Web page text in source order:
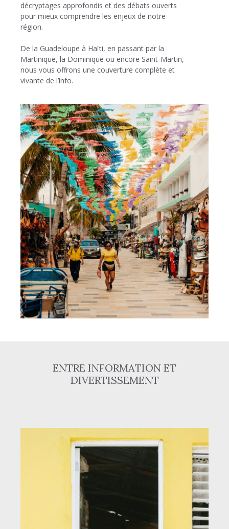
décryptages approfondis et des débats ouverts
pour mieux comprendre les enjeux de notre
région.
De la Guadeloupe à Haïti, en passant par la
Martinique, la Dominique ou encore Saint-Martin,
nous vous offrons une couverture complète et
vivante de l’info.
ENTRE INFORMATION ET
DIVERTISSEMENT